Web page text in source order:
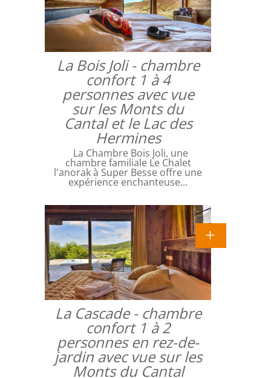
La Bois Joli - chambre
confort 1 à 4
personnes avec vue
sur les Monts du
Cantal et le Lac des
Hermines
La Chambre Bois Joli, une
chambre familiale Le Chalet
l'anorak à Super Besse offre une
expérience enchanteuse…
La Cascade - chambre
confort 1 à 2
personnes en rez-de-
jardin avec vue sur les
Monts du Cantal